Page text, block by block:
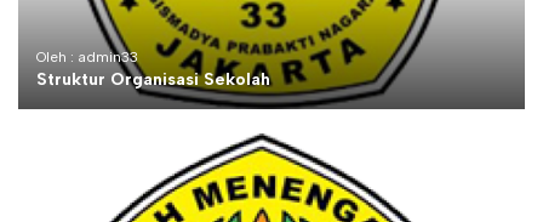
Oleh : admin33
Struktur Organisasi Sekolah